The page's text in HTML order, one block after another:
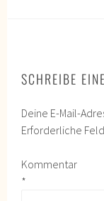
SCHREIBE
Deine E-Mail-
Erforderliche
Kommentar
*